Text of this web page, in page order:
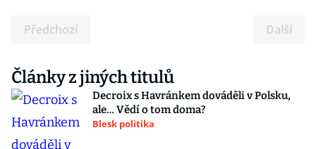
Předchozí Další
Články z jiných titulů
Decroix s Havránkem dováděli v Polsku,
ale… Vědí o tom doma?
Blesk politika